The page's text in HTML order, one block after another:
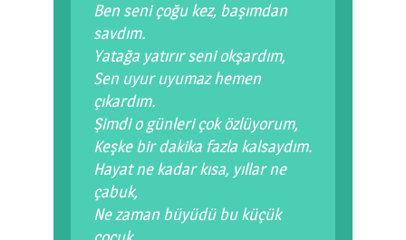
Ben seni çoğu kez, başımdan
savdım.
Yatağa yatırır seni okşardım,
Sen uyur uyumaz hemen
çıkardım.
Şimdi o günleri çok özlüyorum,
Keşke bir dakika fazla kalsaydım.
Hayat ne kadar kısa, yıllar ne
çabuk,
Ne zaman büyüdü bu küçük